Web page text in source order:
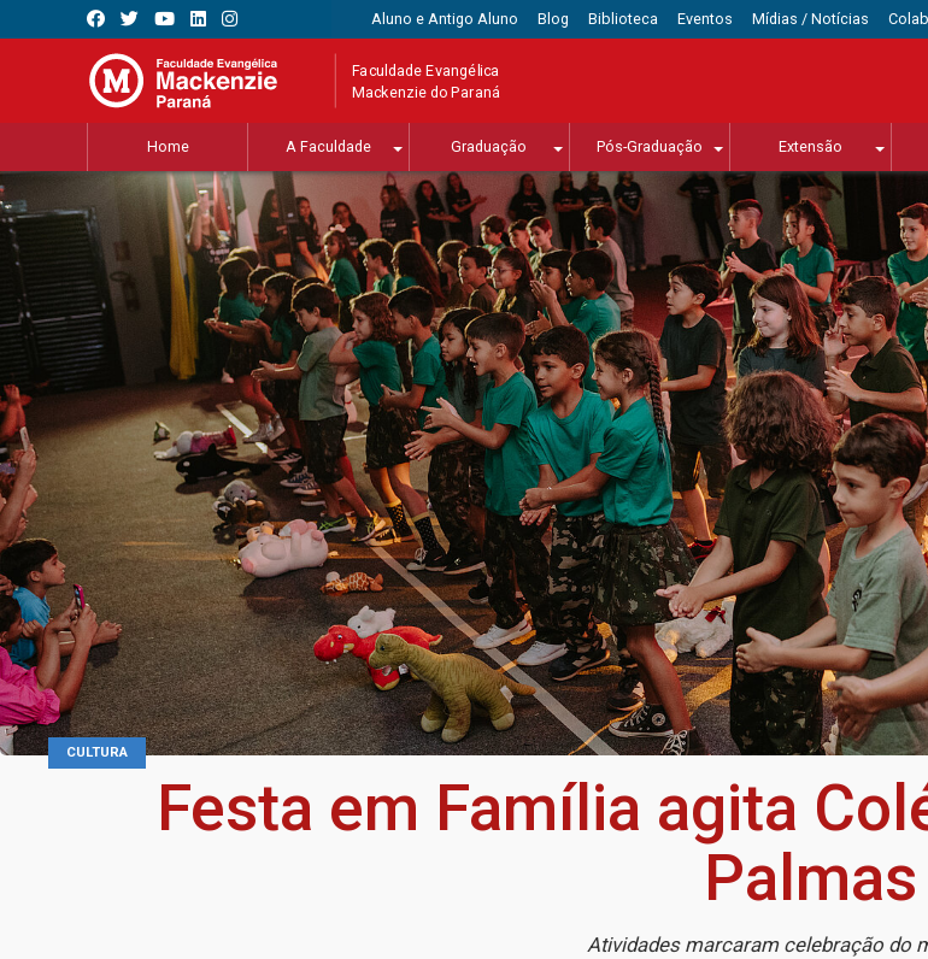
Aluno e Antigo Aluno Blog Biblioteca Eventos Mídias / Notícias
Faculdade Evangélica
Mackenzie do Paraná
Home A Faculdade Graduação Pós-Graduação Extensão
CULTURA
Festa em Família agita
Palmas
Atividades marcaram celebração do